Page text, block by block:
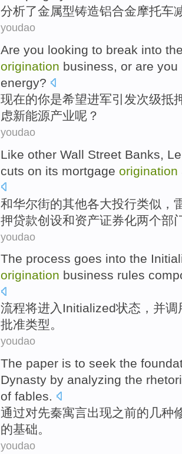
分析了金属型铸造铝合金摩托车
youdao
Are you looking to break into
origination business, or are you
energy?
现在的你是希望进军引发次级抵
虑新能源产业呢？
youdao
Like other Wall Street Banks
cuts on its mortgage origination
和华尔街的其他各大投行类似，
押贷款创设和资产证券化两个部
youdao
The process goes into the
origination business rules
流程将进入 Initialized状态 ， 并调
批准类型。
youdao
The paper is to seek the
Dynasty by analyzing the
of fables.
通过对先秦寓言出现之前的 几种
的基础。
youdao